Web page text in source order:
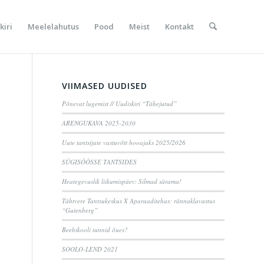
Meelelahutus Pood Meist Kontakt
VIIMASED UUDISED
Põnevat lugemist // Uudiskiri “Tähejutud”
ARENGUKAVA 2025-2030
Uute tantsijate vastuvõtt hooajaks 2025/2026
SÜGISÖÖSSE TANTSIDES
Heategevuslik liikumispäev: Silmad särama!
Tähtvere Tantsukeskus X Aparaaditehas: rännaklavastus
“Gutenberg”
Beebikooli tunnid õues?
SOOLO-LEND 2021